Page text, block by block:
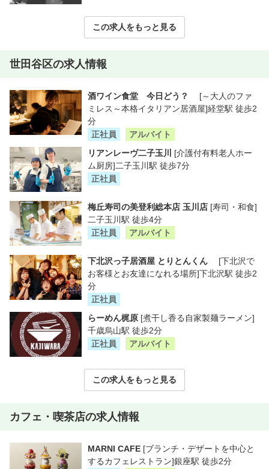
この求人をもっと見る
世田谷区の求人情報
酒ワイン食堂 今日どう？
[～大人のファ
ミレス～本格イタリアン居酒屋]経堂駅 徒歩2
分
正社員
アルバイト
リアンレーヴ二子玉川
[介護付有料老人ホー
ム厨房]二子玉川駅 徒歩7分
正社員
梅丘寿司の美登利総本店 玉川店 [寿司・和食]
二子玉川駅 徒歩4分
正社員
アルバイト
下北沢っ子居酒屋 とりとんくん
[下北沢で
お客様とお友達になれる場所]下北沢駅 徒歩2
分
正社員
らーめん梶原 [煮干し香る自家製麺ラーメン]
千歳烏山駅 徒歩2分
正社員
アルバイト
この求人をもっと見る
カフェ・喫茶店の求人情報
MARNI CAFE [ブランチ・デザートを中心と
するカフェレストラン]銀座駅 徒歩2分